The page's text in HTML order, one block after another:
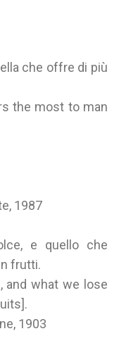
che offre di più
the most to man
1987
e quello che
frutti.
and what we lose
1903